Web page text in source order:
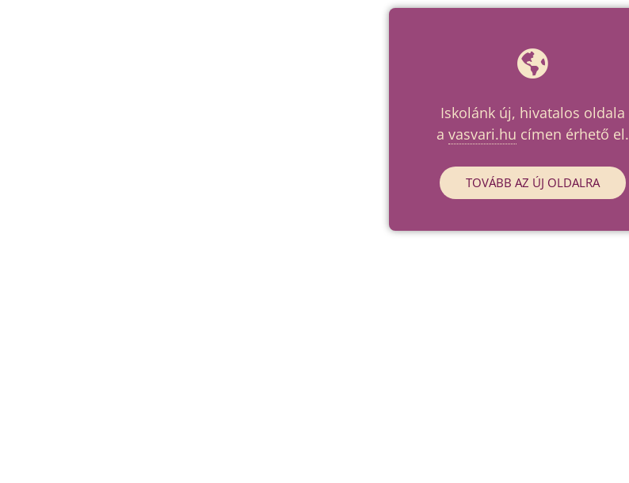
Iskolánk új, hivatalos oldala
a vasvari.hu címen érhető el.
TOVÁBB AZ ÚJ OLDALRA